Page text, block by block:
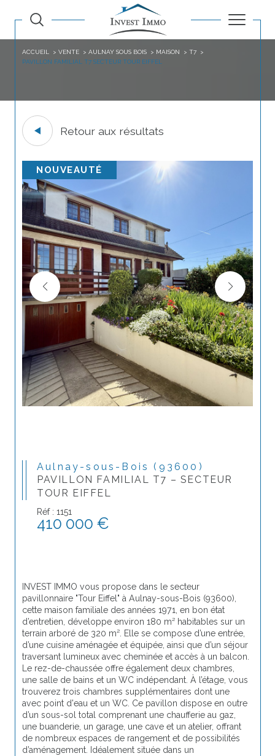
ACCUEIL VENTE AULNAY SOUS BOIS MAISON
T7
PAVILLON FAMILIAL T7 SECTEUR TOUR EIFFEL
Retour aux résultats
NOUVEAUTÉ
Aulnay-sous-Bois (93600)
PAVILLON FAMILIAL T7 – SECTEUR
TOUR EIFFEL
Réf : 1151
410 000 €
INVEST IMMO vous propose dans le secteur
pavillonnaire "Tour Eiffel" à Aulnay-sous-Bois (93600),
cette maison familiale des années 1971, en bon état
d’entretien, développe environ 180 m² habitables sur un
terrain arboré de 320 m². Elle se compose d’une entrée,
d’une cuisine aménagée et équipée, ainsi que d’un séjour
traversant lumineux avec cheminée et accès à un balcon.
Le rez-de-chaussée offre également deux chambres,
une salle de bains et un WC indépendant. À l’étage, vous
trouverez trois chambres supplémentaires dont une
avec point d'eau et un WC. Ce pavillon dispose en outre
d’un sous-sol total comprenant une chaufferie au gaz,
une buanderie, un garage, une cave et un atelier, offrant
de nombreux espaces de rangement et de possibilités
d’aménagement. Idéalement située dans un